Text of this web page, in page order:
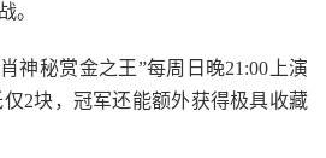
。
神秘赏金之王”每周日晚21:00上演
2块，冠军还能额外获得极具收藏